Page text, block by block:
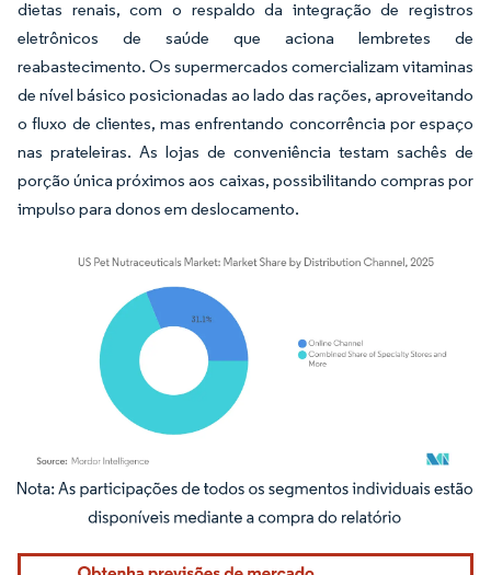
dietas renais, com o respaldo da integração de registros
eletrônicos de saúde que aciona lembretes de
reabastecimento. Os supermercados comercializam vitaminas
de nível básico posicionadas ao lado das rações, aproveitando
o fluxo de clientes, mas enfrentando concorrência por espaço
nas prateleiras. As lojas de conveniência testam sachês de
porção única próximos aos caixas, possibilitando compras por
impulso para donos em deslocamento.
Imagem © Mordor Intelligence. O reuso requer atribuição conforme CC BY 4.0.